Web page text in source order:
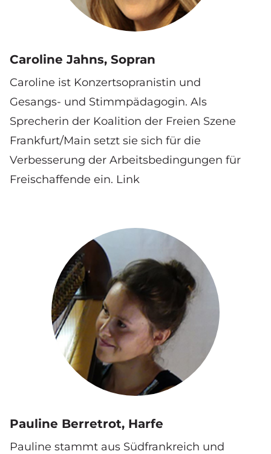
Caroline Jahns, Sopran
Caroline ist Konzertsopranistin und
Gesangs- und Stimmpädagogin. Als
Sprecherin der Koalition der Freien Szene
Frankfurt/Main setzt sie sich für die
Verbesserung der Arbeitsbedingungen für
Freischaffende ein. Link
Pauline Berretrot, Harfe
Pauline stammt aus Südfrankreich und